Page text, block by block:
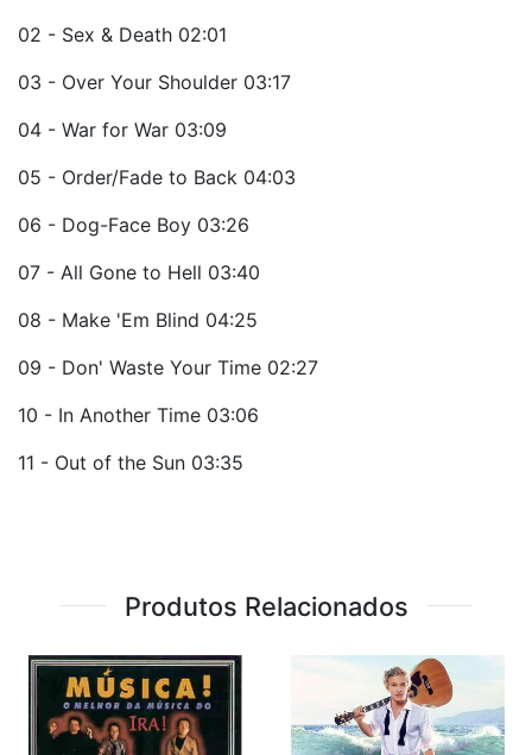
02 - Sex & Death 02:01
03 - Over Your Shoulder 03:17
04 - War for War 03:09
05 - Order/Fade to Back 04:03
06 - Dog-Face Boy 03:26
07 - All Gone to Hell 03:40
08 - Make 'Em Blind 04:25
09 - Don' Waste Your Time 02:27
10 - In Another Time 03:06
11 - Out of the Sun 03:35
Produtos Relacionados